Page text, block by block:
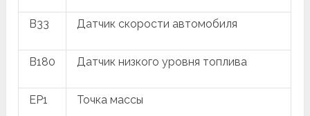
B33 Датчик скорости автомобиля
B180 Датчик низкого уровня топлива
EP1 Точка массы